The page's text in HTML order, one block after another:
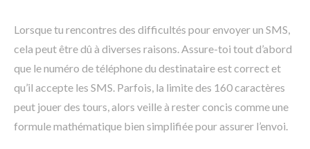
Lorsque tu rencontres des difficultés pour envoyer un SMS,
cela peut être dû à diverses raisons. Assure-toi tout d’abord
que le numéro de téléphone du destinataire est correct et
qu’il accepte les SMS. Parfois, la limite des 160 caractères
peut jouer des tours, alors veille à rester concis comme une
formule mathématique bien simplifiée pour assurer l’envoi.